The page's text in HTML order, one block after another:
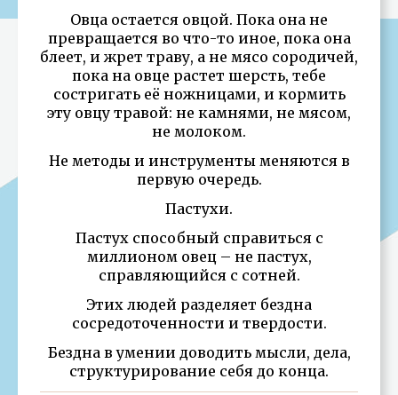
Овца остается овцой. Пока она не
превращается во что-то иное, пока она
блеет, и жрет траву, а не мясо сородичей,
пока на овце растет шерсть, тебе
состригать её ножницами, и кормить
эту овцу травой: не камнями, не мясом,
не молоком.
Не методы и инструменты меняются в
первую очередь.
Пастухи.
Пастух способный справиться с
миллионом овец – не пастух,
справляющийся с сотней.
Этих людей разделяет бездна
сосредоточенности и твердости.
Бездна в умении доводить мысли, дела,
структурирование себя до конца.